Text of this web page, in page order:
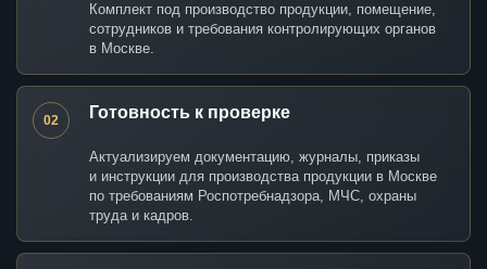
Комплект под производство продукции, помещение,
сотрудников и требования контролирующих органов
в Москве.
02 Готовность к проверке
Актуализируем документацию, журналы, приказы
и инструкции для производства продукции в Москве
по требованиям Роспотребнадзора, МЧС, охраны
труда и кадров.